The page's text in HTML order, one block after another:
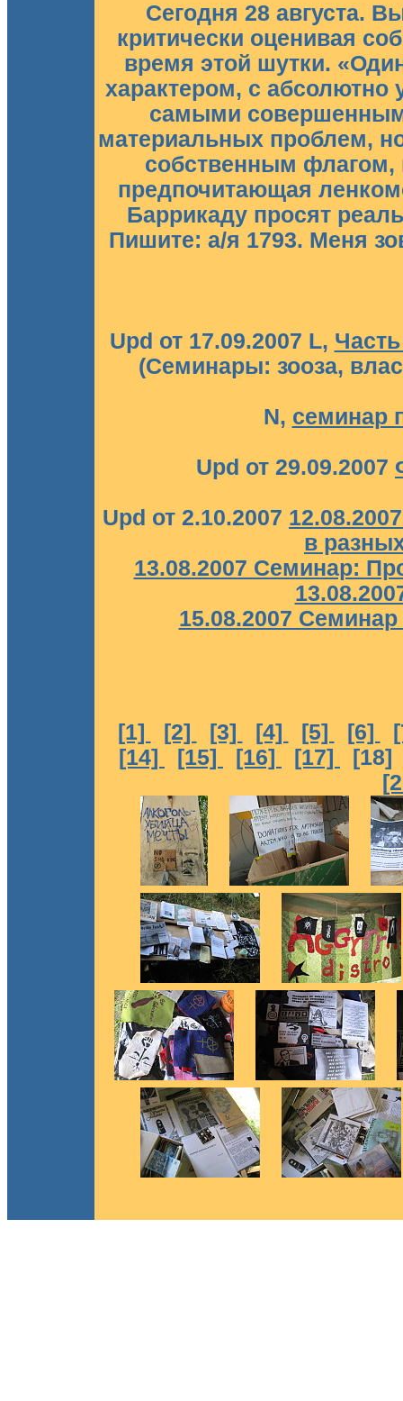
Сегодня 28 августа.
критически оценивая
время этой шутки.
характером, с абсолютно
самыми
материальных проблем,
собственным флагом,
предпочитающая
Баррикаду просят
Пишите: а/я 1793. Меня
Upd от 17.09.2007 L,
(Семинары: зооза,
N, семинар
Upd от 29.09.2007
Upd от 2.10.2007
в
13.08.2007 Семинар:
15.08.2007
[1] [2] [3] [4] [5] [6]
[14]
[15] [16] [17]